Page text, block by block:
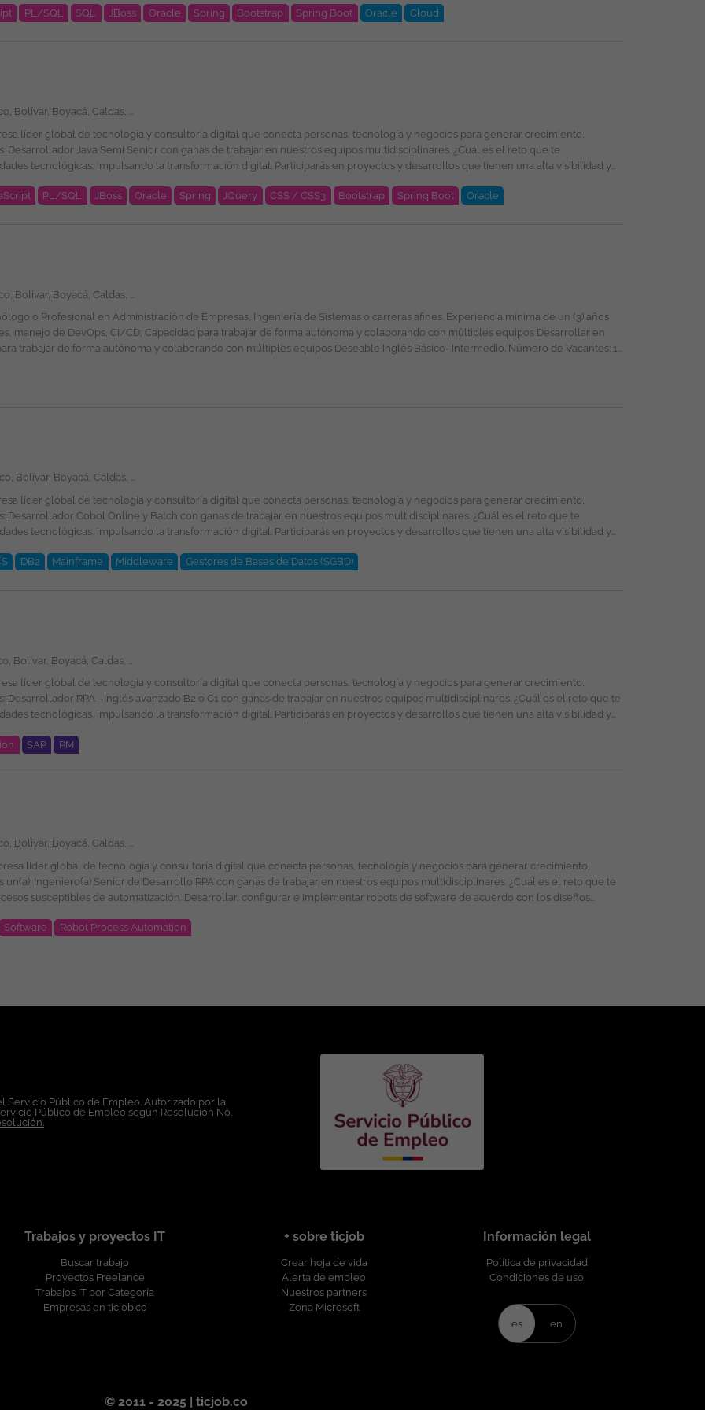
edad, discapacidad, orientación sexual, identidad o expresión de género, religión, etnia, estado civil o cualquier otra
es divulgada a través de ticjob.co
PL/SQL SQL JBoss Oracle Spring Bootstrap Spring Boot Oracle
Cloud
Amazonas, Antioquia, Arauca, Atlántico, Bolívar, Boyacá, Caldas, Caquetá, Casanare, Cauca, Cesar, Chocó, Córdoba, Cundinamarca, Guainía, Guaviare, Huila, La Guajira, Magdalena, Meta, Nariño, Norte de Santander, Putumayo, Quindío, Risaralda, Santander, Sucre, Tolima, Valle del Cauca, Vaupés, Vichada, San Andrés, Providencia y Santa Catalina, Bogotá
edad, discapacidad, orientación sexual, identidad o expresión de género, religión, etnia, estado civil o cualquier otra
es divulgada a través de ticjob.co
PL/SQL JBoss Oracle Spring JQuery CSS / CSS3 Bootstrap Spring Boot
Oracle
y colaborando con múltiples equipos Deseable Inglés Básico- Intermedio. Número de Vacantes: 1
Amazonas, Antioquia, Arauca, Atlántico, Bolívar, Boyacá, Caldas, Caquetá, Casanare, Cauca, Cesar, Chocó, Córdoba, Cundinamarca, Guainía, Guaviare, Huila, La Guajira, Magdalena, Meta, Nariño, Norte de Santander, Putumayo, Quindío, Risaralda, Santander, Sucre, Tolima, Valle del Cauca, Vaupés, Vichada, San Andrés, Providencia y Santa Catalina, Bogotá
de la plantilla y garantizando la igualdad de oportunidades en su selección, formación y promoción ofreciendo un entorno
es divulgada a través de ticjob.co
DB2 Mainframe Middleware Gestores de Bases de Datos (SGBD)
en su selección, formación y promoción ofreciendo un entorno de trabajo libre de cualquier discriminación por
SAP PM
Amazonas, Antioquia, Arauca, Atlántico, Bolívar, Boyacá, Caldas, Caquetá, Casanare, Cauca, Cesar, Chocó, Córdoba, Cundinamarca, Guainía, Guaviare, Huila, La Guajira, Magdalena, Meta, Nariño, Norte de Santander, Putumayo, Quindío, Risaralda, Santander, Sucre, Tolima, Valle del Cauca, Vaupés, Vichada, San Andrés, Providencia y Santa Catalina, Bogotá
se trate con respeto y dignidad a las personas, procurando el desarrollo profesional de la plantilla y garantizando la igualdad de
un entorno de trabajo libre de cualquier discriminación por motivo de género, edad, discapacidad, orientación sexual,
identidad o expresión de género, religión, etnia, estado civil o cualquier otra circunstancia personal o social. Esta vacante es divulgada a través de ticjob.co
Software Robot Process Automation
Servicio Público de Empleo. Autorizado por la
Público de Empleo según Resolución No.
Trabajos y proyectos IT
Buscar trabajo
Proyectos Freelance
Trabajos IT por Categoría
Empresas en ticjob.co
+ sobre ticjob
Crear hoja de vida
Alerta de empleo
Nuestros partners
Zona Microsoft
Información legal
Política de privacidad
Condiciones de uso
es en
© 2011 - 2025 | ticjob.co